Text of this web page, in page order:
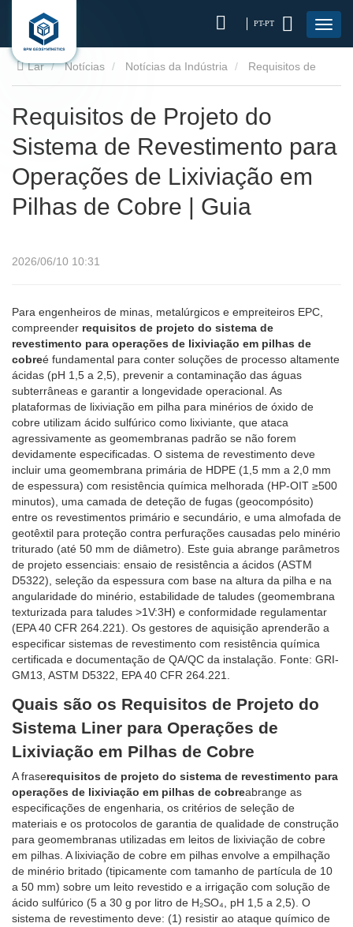
PT-PT
Lar Notícias Notícias da Indústria
Lixiviação em Pilhas de Cobre | Guia
Requisitos de Projeto do
Sistema de Revestimento para
Operações de Lixiviação em
Pilhas de Cobre | Guia
2026/06/10 10:31
Para engenheiros de minas, metalúrgicos e empreiteiros EPC,
compreender requisitos de projeto do sistema de
revestimento para operações de lixiviação em pilhas de
cobreé fundamental para conter soluções de processo altamente
ácidas (pH 1,5 a 2,5), prevenir a contaminação das águas
subterrâneas e garantir a longevidade operacional. As
plataformas de lixiviação em pilha para minérios de óxido de
cobre utilizam ácido sulfúrico como lixiviante, que ataca
agressivamente as geomembranas padrão se não forem
devidamente especificadas. O sistema de revestimento deve
incluir uma geomembrana primária de HDPE (1,5 mm a 2,0 mm
de espessura) com resistência química melhorada (HP-OIT ≥500
minutos), uma camada de deteção de fugas (geocompósito)
entre os revestimentos primário e secundário, e uma almofada de
geotêxtil para proteção contra perfurações causadas pelo minério
triturado (até 50 mm de diâmetro). Este guia abrange parâmetros
de projeto essenciais: ensaio de resistência a ácidos (ASTM
D5322), seleção da espessura com base na altura da pilha e na
angularidade do minério, estabilidade de taludes (geomembrana
texturizada para taludes >1V:3H) e conformidade regulamentar
(EPA 40 CFR 264.221). Os gestores de aquisição aprenderão a
especificar sistemas de revestimento com resistência química
certificada e documentação de QA/QC da instalação. Fonte: GRI-
GM13, ASTM D5322, EPA 40 CFR 264.221.
Quais são os Requisitos de Projeto do
Sistema Liner para Operações de
Lixiviação em Pilhas de Cobre
A fraserequisitos de projeto do sistema de revestimento para
operações de lixiviação em pilhas de cobreabrange as
especificações de engenharia, os critérios de seleção de
materiais e os protocolos de garantia de qualidade de construção
para geomembranas utilizadas em leitos de lixiviação de cobre
em pilhas. A lixiviação de cobre em pilhas envolve a empilhação
de minério britado (tipicamente com tamanho de partícula de 10
a 50 mm) sobre um leito revestido e a irrigação com solução de
ácido sulfúrico (5 a 30 g por litro de H₂SO₄, pH 1,5 a 2,5). O
sistema de revestimento deve: (1) resistir ao ataque químico de